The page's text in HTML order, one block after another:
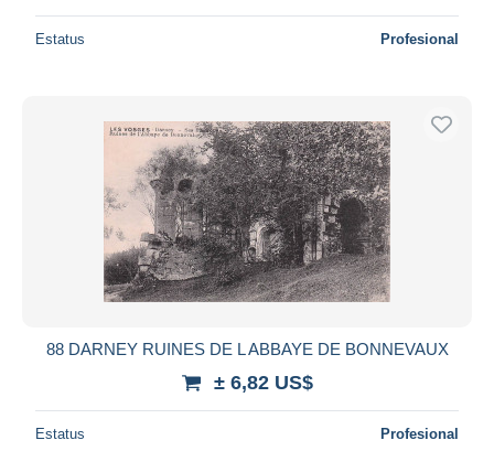
Estatus Profesional
88 DARNEY RUINES DE L ABBAYE DE BONNEVAUX
± 6,82 US$
Estatus Profesional